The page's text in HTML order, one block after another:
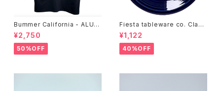
Bummer California - ALUM
T-SHIRT,black
¥2,750
50%OFF
Fiesta tableware co. Class
ic Rim 7-1/4 Inch Salad Pla
te
¥1,122
40%OFF